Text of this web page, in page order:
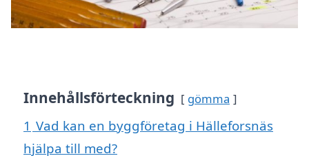
Innehållsförteckning gömma
1 Vad kan en byggföretag i Hälleforsnäs
hjälpa till med?